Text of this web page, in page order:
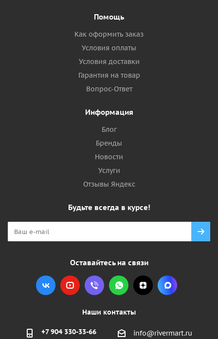
Помощь
Как оформить заказ
Условия оплаты
Условия доставки
Гарантия на товар
Вопрос-Ответ
Информация
Блог
Бренды
Новости
Услуги
Отзывы Яндекс
Будьте всегда в курсе!
Оставайтесь на связи
Наши контакты
+7 904 330-33-66 info@rivermart.ru